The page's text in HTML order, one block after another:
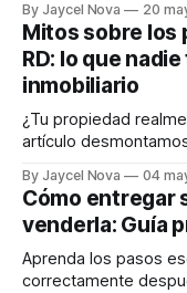
By Jaycel Nova 20
Mitos sobre los
RD: lo que
inmobiliario
¿Tu propiedad
artículo
las claves para tomar
cuentos.
By Jaycel Nova 04
Cómo entregar
venderla: Guía
Aprenda los pasos
correctamente